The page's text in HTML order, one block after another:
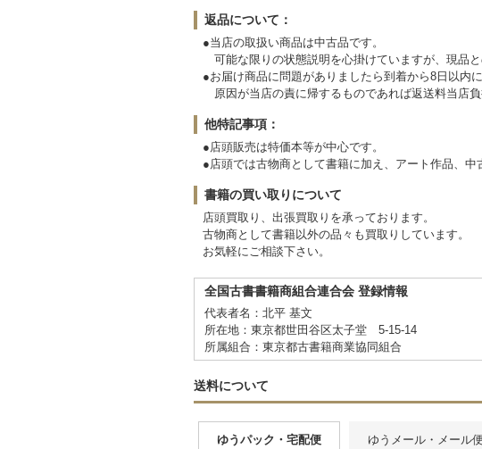
返品について：
●当店の取扱い商品は中古品です。
可能な限りの状態説明を心掛けていますが、現品
●お届け商品に問題がありましたら到着から8日以内
原因が当店の責に帰するものであれば返送料当店負
他特記事項：
●店頭販売は特価本等が中心です。
●店頭では古物商として書籍に加え、アート作品、中
書籍の買い取りについて
店頭買取り、出張買取りを承っております。
古物商として書籍以外の品々も買取りしています。
お気軽にご相談下さい。
全国古書書籍商組合連合会 登録情報
代表者名：北平 基文
所在地：東京都世田谷区太子堂 5-15-14
所属組合：東京都古書籍商業協同組合
送料について
ゆうパック・宅配便 ゆうメール・メール便